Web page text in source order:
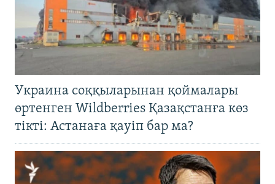
Украина соққыларынан қоймалары
өртенген Wildberries Қазақстанға көз
тікті: Астанаға қауіп бар ма?